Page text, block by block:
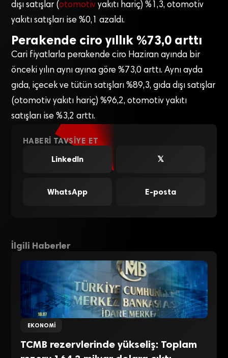
dışı satışlar (otomotiv yakıtı hariç) %1,3, otomotiv
yakıtı satışları ise %0,1 azaldı.
Perakende ciro yıllık %73,0 arttı
Cari fiyatlarla perakende ciro Haziran ayında bir
önceki yılın aynı ayına göre %73,0 arttı. Aynı ayda
gıda, içecek ve tütün satışları %89,3, gıda dışı satışlar
(otomotiv yakıtı hariç) %96,2, otomotiv yakıtı
satışları ise %3,2 arttı.
HABERI TAVSIYE ET
LinkedIn
𝕏
WhatsApp E-posta
İlgili Haberler
EKONOMI
TCMB rezervlerinde yükseliş: Toplam